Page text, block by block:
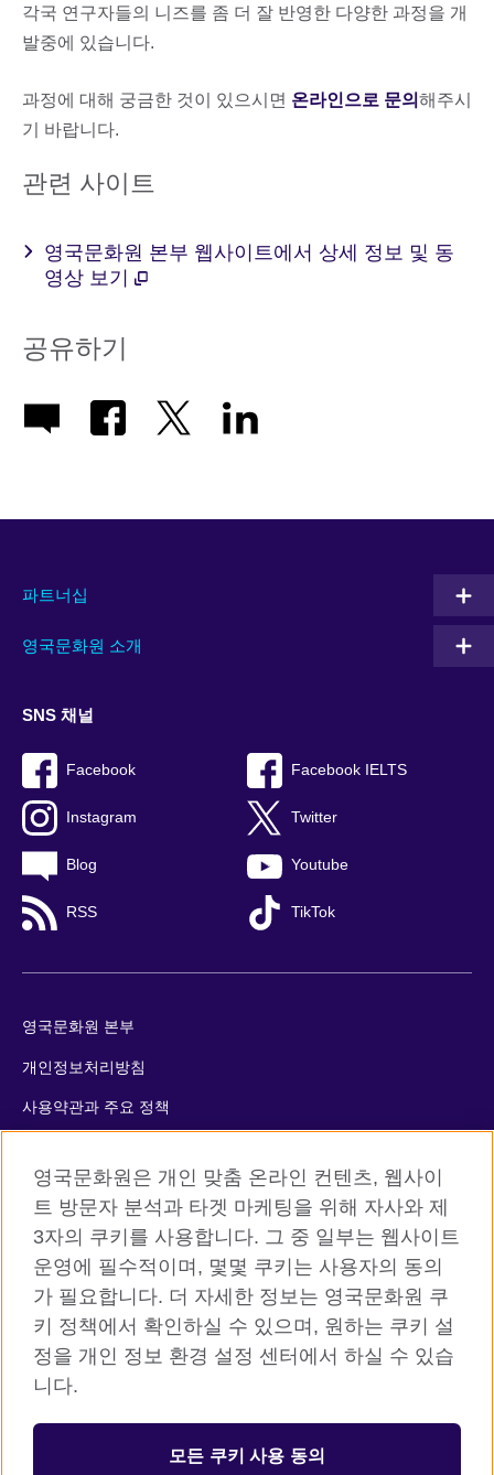
각국 연구자들의 니즈를 좀 더 잘 반영한 다양한 과정을 개
발중에 있습니다.
과정에 대해 궁금한 것이 있으시면 온라인으로 문의 해주시
기 바랍니다.
관련 사이트
영국문화원 본부 웹사이트에서 상세 정보 및 동
영상 보기
공유하기
파트너십
영국문화원 소개
SNS 채널
Facebook Facebook IELTS
Instagram Twitter
Blog Youtube
RSS TikTok
영국문화원 본부
개인정보처리방침
사용약관과 주요 정책
사이트맵
© 2026 British Council
The United Kingdom’s international organisation for cultural
relations and educational opportunities. A registered charity:
209131 (England and Wales) SC037733 (Scotland)
서울시 중구 서소문로 11길 19 (정동 34-5 배재정동빌딩B동) 2층
주한영국문화원 (우) 04516
영국문화원은 개인 맞춤 온라인 컨텐츠, 웹사이
트 방문자 분석과 타겟 마케팅을 위해 자사와 제
3자의 쿠키를 사용합니다. 그 중 일부는 웹사이트
운영에 필수적이며, 몇몇 쿠키는 사용자의 동의
가 필요합니다. 더 자세한 정보는 영국문화원 쿠
키 정책에서 확인하실 수 있으며, 원하는 쿠키 설
정을 개인 정보 환경 설정 센터에서 하실 수 있습
니다.
모든 쿠키 사용 동의